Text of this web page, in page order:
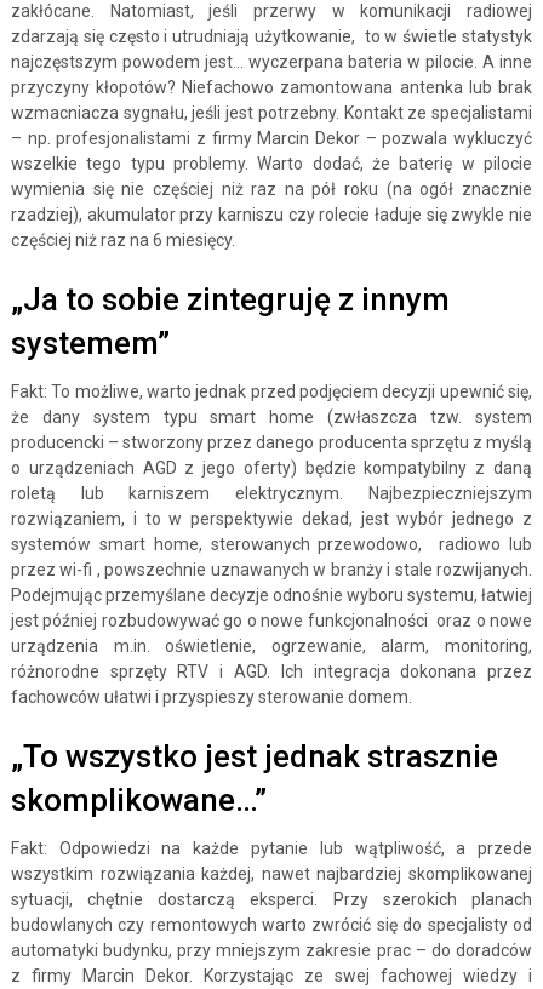
zakłócane. Natomiast, jeśli przerwy w komunikacji radiowej
zdarzają się często i utrudniają użytkowanie, to w świetle statystyk
najczęstszym powodem jest… wyczerpana bateria w pilocie. A inne
przyczyny kłopotów? Niefachowo zamontowana antenka lub brak
wzmacniacza sygnału, jeśli jest potrzebny. Kontakt ze specjalistami
– np. profesjonalistami z firmy Marcin Dekor – pozwala wykluczyć
wszelkie tego typu problemy. Warto dodać, że baterię w pilocie
wymienia się nie częściej niż raz na pół roku (na ogół znacznie
rzadziej), akumulator przy karniszu czy rolecie ładuje się zwykle nie
częściej niż raz na 6 miesięcy.
„Ja to sobie zintegruję z innym
systemem”
Fakt: To możliwe, warto jednak przed podjęciem decyzji upewnić się,
że dany system typu smart home (zwłaszcza tzw. system
producencki – stworzony przez danego producenta sprzętu z myślą
o urządzeniach AGD z jego oferty) będzie kompatybilny z daną
roletą lub karniszem elektrycznym. Najbezpieczniejszym
rozwiązaniem, i to w perspektywie dekad, jest wybór jednego z
systemów smart home, sterowanych przewodowo, radiowo lub
przez wi-fi , powszechnie uznawanych w branży i stale rozwijanych.
Podejmując przemyślane decyzje odnośnie wyboru systemu, łatwiej
jest później rozbudowywać go o nowe funkcjonalności oraz o nowe
urządzenia m.in. oświetlenie, ogrzewanie, alarm, monitoring,
różnorodne sprzęty RTV i AGD. Ich integracja dokonana przez
fachowców ułatwi i przyspieszy sterowanie domem.
„To wszystko jest jednak strasznie
skomplikowane…”
Fakt: Odpowiedzi na każde pytanie lub wątpliwość, a przede
wszystkim rozwiązania każdej, nawet najbardziej skomplikowanej
sytuacji, chętnie dostarczą eksperci. Przy szerokich planach
budowlanych czy remontowych warto zwrócić się do specjalisty od
automatyki budynku, przy mniejszym zakresie prac – do doradców
z firmy Marcin Dekor. Korzystając ze swej fachowej wiedzy i